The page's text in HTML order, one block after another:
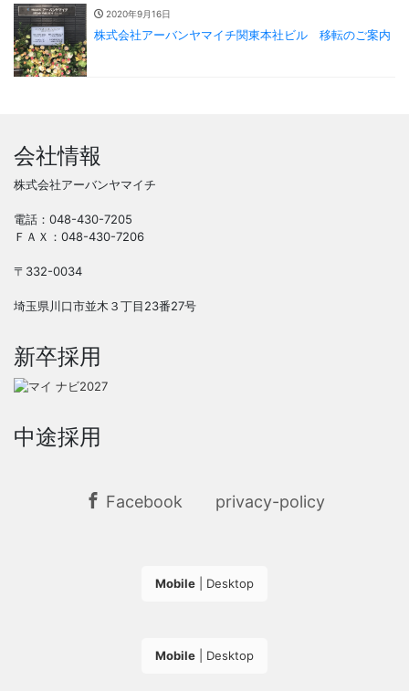
2020年9月16日
株式会社アーバンヤマイチ関東本社ビル 移転のご案内
会社情報
株式会社アーバンヤマイチ
電話：048-430-7205
ＦＡＸ：048-430-7206
〒332-0034
埼玉県川口市並木３丁目23番27号
新卒採用
中途採用
Facebook privacy-policy
Mobile Desktop
Mobile Desktop